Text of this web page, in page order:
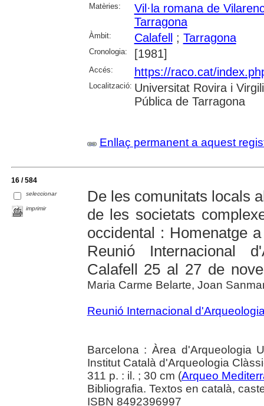
Matèries:
Vil·la romana de
Tarragona
Àmbit: Calafell; Tarragona
Cronologia: [1981]
Accés: https://raco.cat/
Localització: Universitat Rovira i
Pública de Tarragona
Enllaç permanent a aquest
16 / 584
seleccionar
imprimir
De les comunitats locals
de les societats
occidental : Homenatge
Reunió Internacional
Calafell 25 al 27 de
Maria Carme Belarte, Joan
Reunió Internacional
Barcelona : Àrea d'Arqueologia
Institut Català d'Arqueologia
311 p. : il. ; 30 cm (Arqueo
Bibliografia. Textos en català,
ISBN 8492396997